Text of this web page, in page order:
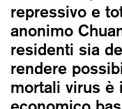
repressivo e
anonimo
residenti sia
rendere
mortali virus è